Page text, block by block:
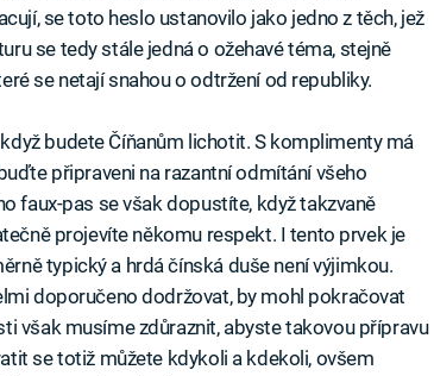
se toto heslo ustanovilo jako jedno z těch, jež
se tedy stále jedná o ožehavé téma, stejně
se netají snahou o odtržení od republiky.
budete Číňanům lichotit. S komplimenty má
připraveni na razantní odmítání všeho
faux-pas se však dopustíte, když takzvaně
projevíte někomu respekt. I tento prvek je
typický a hrdá čínská duše není výjimkou.
doporučeno dodržovat, by mohl pokračovat
však musíme zdůraznit, abyste takovou přípravu
se totiž můžete kdykoli a kdekoli, ovšem